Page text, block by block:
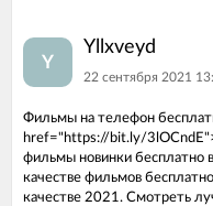
Y
Yllxveyd
22 сентября 2021
Фильмы на телефон
href="https://bit.ly/
фильмы новинки бесплатно
качестве фильмов
качестве 2021. Смотреть